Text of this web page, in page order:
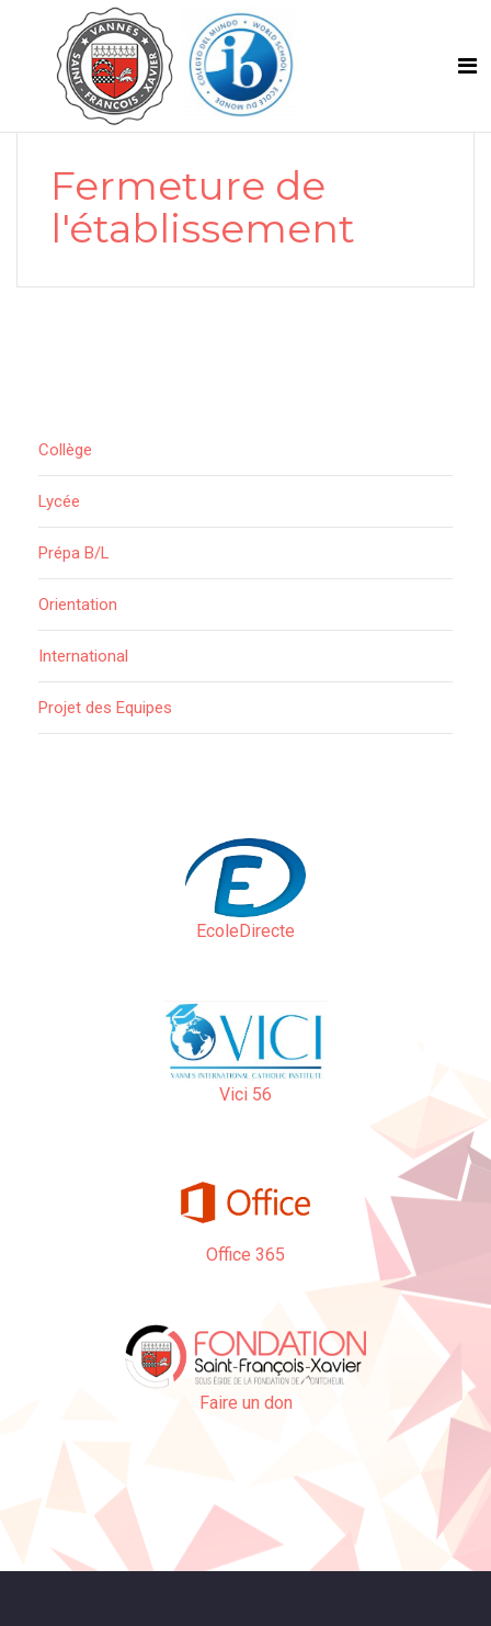
Fermeture de
l'établissement
Collège
Lycée
Prépa B/L
Orientation
International
Projet des Equipes
EcoleDirecte
Vici 56
Office 365
Faire un don